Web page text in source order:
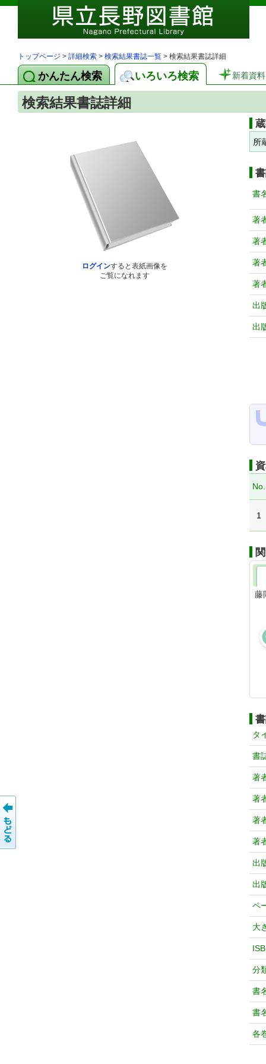
トップページ > 詳細検索 > 検索結果書誌一覧 > 検索結果書誌詳細
かんたん検索 いろいろ検索 新着資料
検索結果書誌詳細
ログインすると表紙画像を
ご覧になれます
所
書
著
著
著
著
出
出
No.
1
藤
タ
書
著
著
著
著
出
出
ペ
大
分
書
書
各